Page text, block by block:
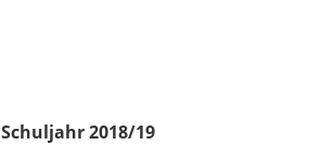
Schuljahr 2018/19